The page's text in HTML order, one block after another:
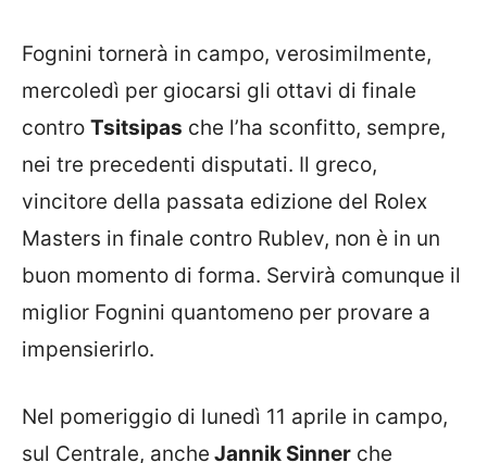
Fognini tornerà in campo, verosimilmente,
mercoledì per giocarsi gli ottavi di finale
contro Tsitsipas che l’ha sconfitto, sempre,
nei tre precedenti disputati. Il greco,
vincitore della passata edizione del Rolex
Masters in finale contro Rublev, non è in un
buon momento di forma. Servirà comunque il
miglior Fognini quantomeno per provare a
impensierirlo.
Nel pomeriggio di lunedì 11 aprile in campo,
sul Centrale, anche Jannik Sinner che